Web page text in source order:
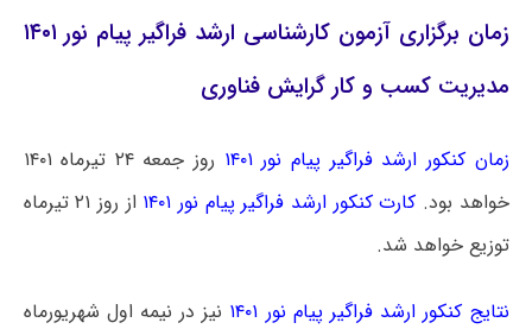
زمان برگزاری آزمون کارشناسی ارشد فراگیر پیام نور ۱۴۰۱
مدیریت کسب و کار گرایش فناوری
زمان کنکور ارشد فراگیر پیام نور ۱۴۰۱
روز جمعه ۲۴ تیرماه ۱۴۰۱
خواهد بود. کارت کنکور ارشد فراگیر پیام نور ۱۴۰۱
از روز ۲۱ تیرماه
توزیع خواهد شد.
نتایج کنکور ارشد فراگیر پیام نور ۱۴۰۱
نیز در نیمه اول شهریورماه